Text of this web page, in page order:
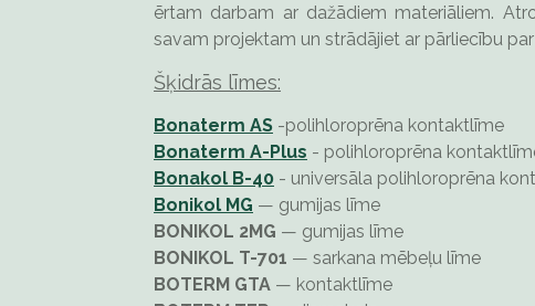
ērtam darbam ar dažādiem materiāliem.
savam projektam un strādājiet ar pārliecību
Šķidrās līmes:
Bonaterm AS -polihloroprēna kontaktlīme
Bonaterm A-Plus - polihloroprēna
Bonakol B-40 - universāla polihloroprēna
Bonikol MG — gumijas līme
BONIKOL 2MG — gumijas līme
BONIKOL T-701 — sarkana mēbeļu līme
BOTERM GTA — kontaktlīme